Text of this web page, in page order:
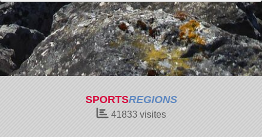
SPORTSREGIONS
41833visites